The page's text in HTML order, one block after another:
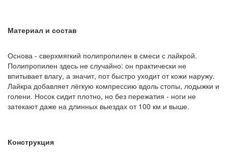
Материал и состав
Основа - сверхмягкий полипропилен в смеси с лайкрой.
Полипропилен здесь не случайно: он практически не
впитывает влагу, а значит, пот быстро уходит от кожи наружу.
Лайкра добавляет лёгкую компрессию вдоль стопы, лодыжки и
голени. Носок сидит плотно, но без пережатия - ноги не
затекают даже на длинных выездах от 100 км и выше.
Конструкция